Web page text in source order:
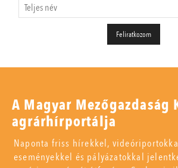
A Magyar Mezőgazdaság
agrárhírportálja
Naponta friss hírekkel,
eseményekkel és pályázatokkal